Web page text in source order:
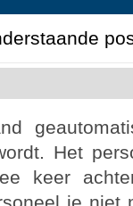
Het
keer